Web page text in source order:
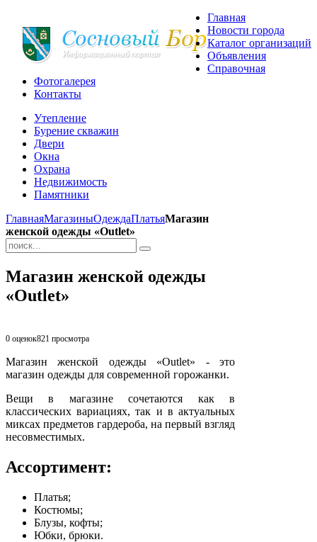
Главная
Новости города
Каталог организаций
Объявления
Справочная
Фотогалерея
Контакты
Утепление
Бурение скважин
Двери
Окна
Охрана
Недвижимость
Памятники
ГлавнаяМагазиныОдеждаПлатьяМагазин
женской одежды «Outlet»
Магазин женской одежды
«Outlet»
0 оценок821 просмотра
Магазин женской одежды «Outlet» - это
магазин одежды для современной горожанки.
Вещи в магазине сочетаются как в
классических вариациях, так и в актуальных
миксах предметов гардероба, на первый взгляд
несовместимых.
Ассортимент:
Платья;
Костюмы;
Блузы, кофты;
Юбки, брюки.